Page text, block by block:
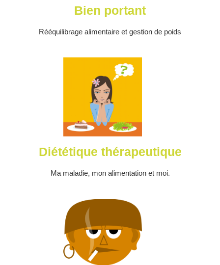
Bien portant
Rééquilibrage alimentaire et gestion de poids
Diététique thérapeutique
Ma maladie, mon alimentation et moi.